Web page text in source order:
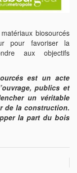
biosourcés
pour favoriser la
aux objectifs
est un acte
publics et
un véritable
de la construction.
la part du bois